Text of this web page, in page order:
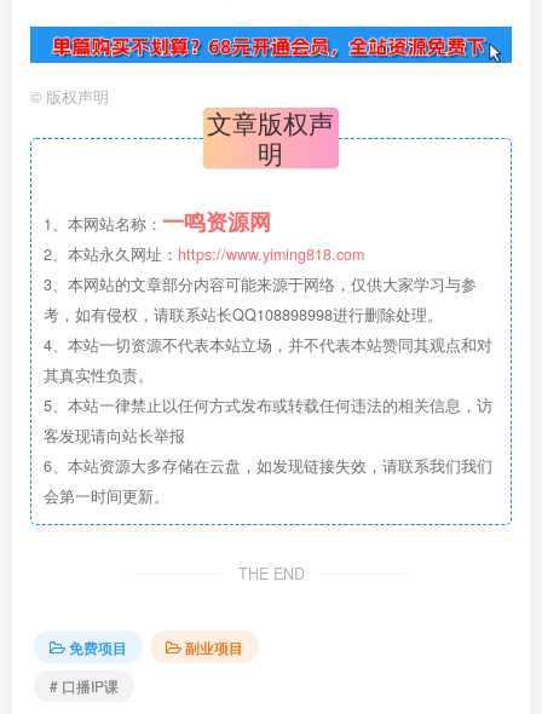
© 版权声明
文章版权声
明
1、本网站名称： 一鸣资源网
2、本站永久网址： https://www.yiming818.com
3、本网站的文章部分内容可能来源于网络，仅供大家学习与参
考，如有侵权，请联系站长QQ108898998进行删除处理。
4、本站一切资源不代表本站立场，并不代表本站赞同其观点和对
其真实性负责。
5、本站一律禁止以任何方式发布或转载任何违法的相关信息，访
客发现请向站长举报
6、本站资源大多存储在云盘，如发现链接失效，请联系我们我们
会第一时间更新。
THE END
免费项目
副业项目
# 口播IP课